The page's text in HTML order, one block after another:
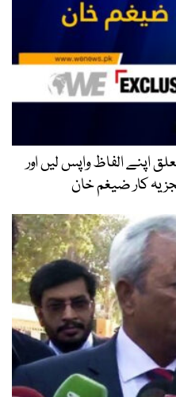
اپنے الفاظ واپس لیں اور
کار ضیغم خان